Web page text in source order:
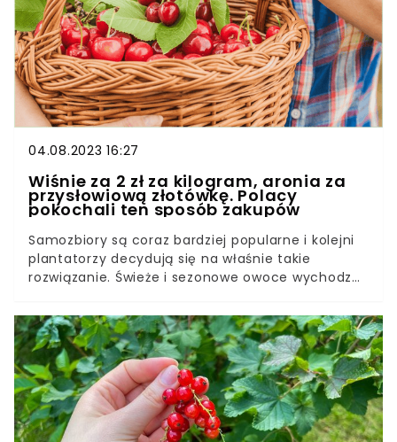
04.08.2023 16:27
Wiśnie za 2 zł za kilogram, aronia za
przysłowiową złotówkę. Polacy
pokochali ten sposób zakupów
Samozbiory są coraz bardziej popularne i kolejni
plantatorzy decydują się na właśnie takie
rozwiązanie. Świeże i sezonowe owoce wychodzą
samozbiorów? Jak to wygląda i czy naprawdę się
opłaca?